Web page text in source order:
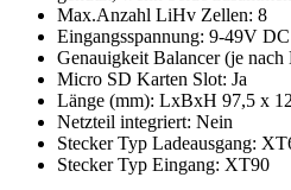
Max.Anzahl LiHv Zellen: 8
Eingangsspannung: 9-49V DC
Genauigkeit Balancer (je nach
Micro SD Karten Slot: Ja
Länge (mm): LxBxH 97,5 x
Netzteil integriert: Nein
Stecker Typ Ladeausgang:
Stecker Typ Eingang: XT90